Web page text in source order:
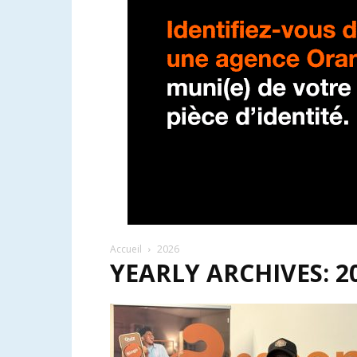
Accueil 2026
YEARLY ARCHIVES: